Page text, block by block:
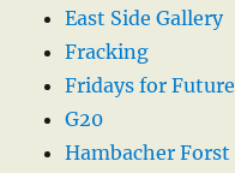
East Side Gallery
Fracking
Fridays for Future
G20
Hambacher Forst